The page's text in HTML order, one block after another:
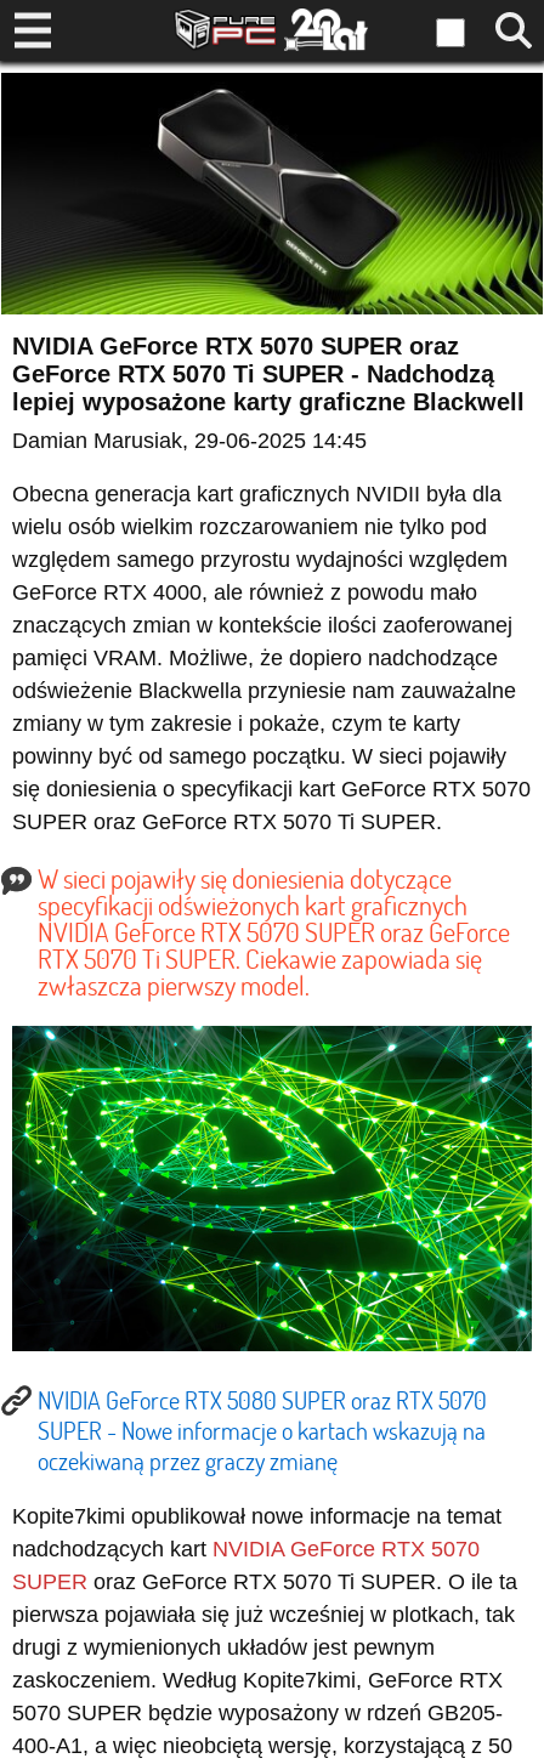
NVIDIA GeForce RTX 5070 SUPER oraz
GeForce RTX 5070 Ti SUPER - Nadchodzą
lepiej wyposażone karty graficzne Blackwell
Damian Marusiak, 29-06-2025 14:45
Obecna generacja kart graficznych NVIDII była dla
wielu osób wielkim rozczarowaniem nie tylko pod
względem samego przyrostu wydajności względem
GeForce RTX 4000, ale również z powodu mało
znaczących zmian w kontekście ilości zaoferowanej
pamięci VRAM. Możliwe, że dopiero nadchodzące
odświeżenie Blackwella przyniesie nam zauważalne
zmiany w tym zakresie i pokaże, czym te karty
powinny być od samego początku. W sieci pojawiły
się doniesienia o specyfikacji kart GeForce RTX 5070
SUPER oraz GeForce RTX 5070 Ti SUPER.
W sieci pojawiły się doniesienia dotyczące
specyfikacji odświeżonych kart graficznych
NVIDIA GeForce RTX 5070 SUPER oraz GeForce
RTX 5070 Ti SUPER. Ciekawie zapowiada się
zwłaszcza pierwszy model.
NVIDIA GeForce RTX 5080 SUPER oraz RTX 5070
SUPER - Nowe informacje o kartach wskazują na
oczekiwaną przez graczy zmianę
Kopite7kimi opublikował nowe informacje na temat
nadchodzących kart NVIDIA GeForce RTX 5070
SUPER oraz GeForce RTX 5070 Ti SUPER. O ile ta
pierwsza pojawiała się już wcześniej w plotkach, tak
drugi z wymienionych układów jest pewnym
zaskoczeniem. Według Kopite7kimi, GeForce RTX
5070 SUPER będzie wyposażony w rdzeń GB205-
400-A1, a więc nieobciętą wersję, korzystającą z 50